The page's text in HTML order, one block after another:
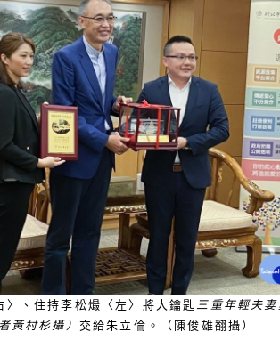
〉、住持李松熶〈左〉將大鑰匙 三重年輕夫
黃村杉攝） 交給朱立倫。（陳俊雄翻攝）